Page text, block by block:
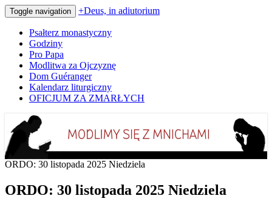
Toggle navigation +Deus, in adiutorium
Psałterz monastyczny
Godziny
Pro Papa
Modlitwa za Ojczyznę
Dom Guéranger
Kalendarz liturgiczny
OFICJUM ZA ZMARŁYCH
+Deus, in adiutorium
Codziennie modlimy się z mnichami
ORDO: 30 listopada 2025 Niedziela
ORDO: 30 listopada 2025 Niedziela